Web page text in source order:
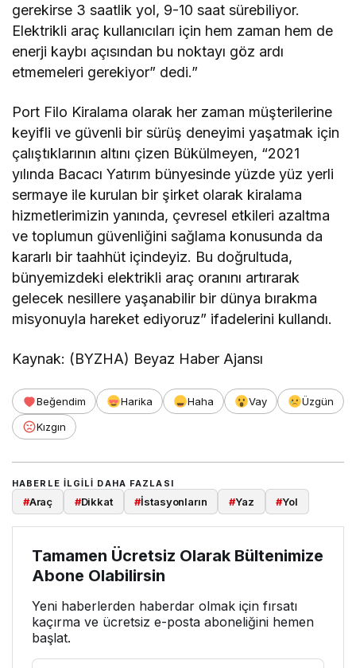
gerekirse 3 saatlik yol, 9-10 saat sürebiliyor.
Elektrikli araç kullanıcıları için hem zaman hem de
enerji kaybı açısından bu noktayı göz ardı
etmemeleri gerekiyor” dedi.”
Port Filo Kiralama olarak her zaman müşterilerine
keyifli ve güvenli bir sürüş deneyimi yaşatmak için
çalıştıklarının altını çizen Bükülmeyen, “2021
yılında Bacacı Yatırım bünyesinde yüzde yüz yerli
sermaye ile kurulan bir şirket olarak kiralama
hizmetlerimizin yanında, çevresel etkileri azaltma
ve toplumun güvenliğini sağlama konusunda da
kararlı bir taahhüt içindeyiz. Bu doğrultuda,
bünyemizdeki elektrikli araç oranını artırarak
gelecek nesillere yaşanabilir bir dünya bırakma
misyonuyla hareket ediyoruz” ifadelerini kullandı.
Kaynak: (BYZHA) Beyaz Haber Ajansı
Beğendim Harika Haha Vay
Üzgün
Kızgın
HABERLE ILGILI DAHA FAZLASI
#Araç #Dikkat #İstasyonların #Yaz #Yol
Tamamen Ücretsiz Olarak Bültenimize
Abone Olabilirsin
Yeni haberlerden haberdar olmak için fırsatı
kaçırma ve ücretsiz e-posta aboneliğini hemen
başlat.